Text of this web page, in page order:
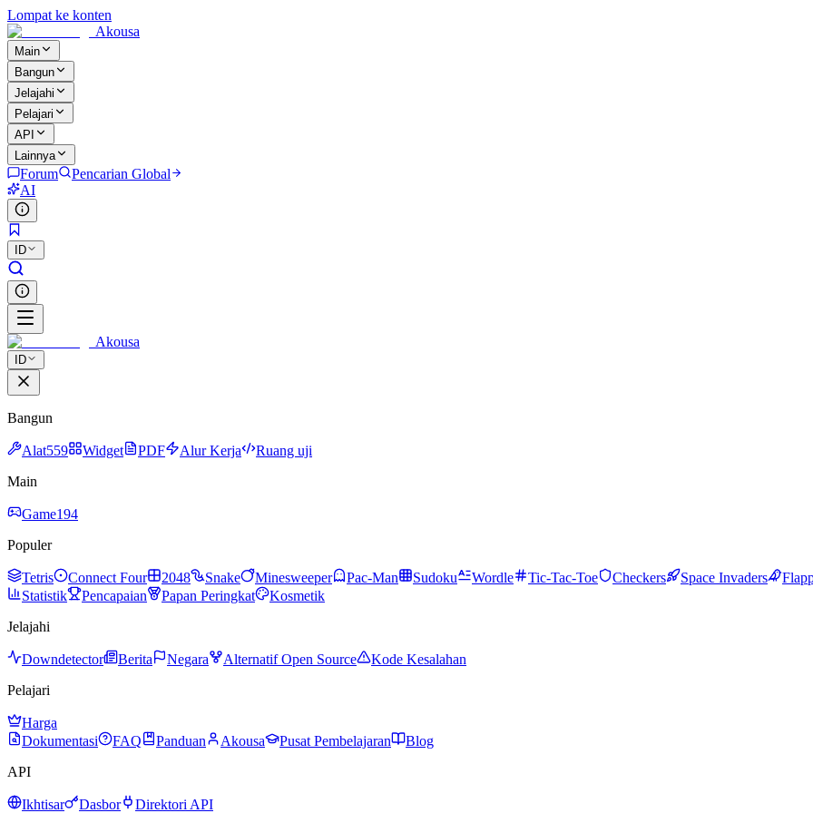
Lompat ke konten
Akousa
Main
Bangun
Jelajahi
Pelajari
API
Lainnya
Forum
Pencarian Global
AI
ID
Akousa
ID
Bangun
Alat559 Widget PDF Alur Kerja
Ruang uji
Main
Game194
Populer
Tetris Connect Four 2048 Snake Minesweeper Pac-Man Sudoku Wordle Tic-Tac-Toe Checkers Space Invaders
Statistik
Pencapaian Papan Peringkat
Kosmetik
Jelajahi
Downdetector Berita Negara Alternatif Open Source
Kode Kesalahan
Pelajari
Harga
Dokumentasi
FAQ Panduan Akousa Pusat Pembelajaran
Blog
API
Ikhtisar Dasbor
Direktori API